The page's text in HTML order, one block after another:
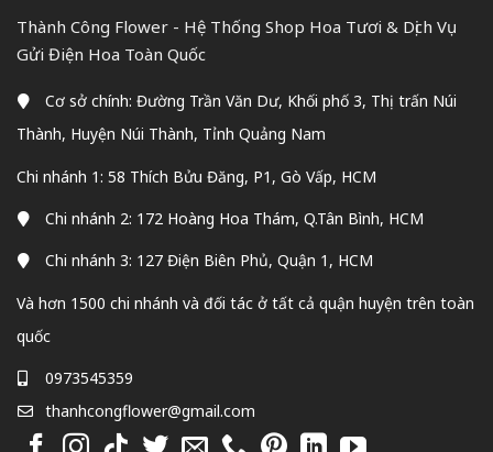
Thành Công Flower - Hệ Thống Shop Hoa Tươi & Dịch Vụ
Gửi Điện Hoa Toàn Quốc
Cơ sở chính: Đường Trần Văn Dư, Khối phố 3, Thị trấn Núi
Thành, Huyện Núi Thành, Tỉnh Quảng Nam
Chi nhánh 1: 58 Thích Bửu Đăng, P1, Gò Vấp, HCM
Chi nhánh 2: 172 Hoàng Hoa Thám, Q.Tân Bình, HCM
Chi nhánh 3: 127 Điện Biên Phủ, Quận 1, HCM
Và hơn 1500 chi nhánh và đối tác ở tất cả quận huyện trên toàn
quốc
0973545359
thanhcongflower@gmail.com